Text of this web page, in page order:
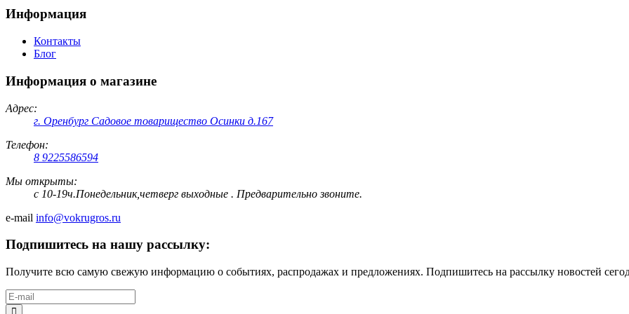
Информация
Контакты
Блог
Информация о магазине
Адрес:
г. Оренбург Садовое товарищество Осинки д.167
Телефон:
8 9225586594
Мы открыты:
с 10-19ч.Понедельник,четверг выходные . Предварительно звоните.
e-mail info@vokrugros.ru
Подпишитесь на нашу рассылку:
Получите всю самую свежую информацию о событиях, распродажах и предложениях. Подпишитесь на рассылку новостей